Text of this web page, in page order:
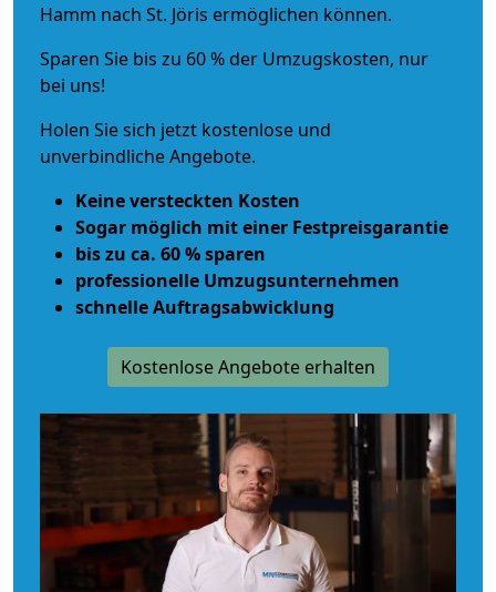
Hamm nach St. Jöris ermöglichen können.
Sparen Sie bis zu 60 % der Umzugskosten, nur
bei uns!
Holen Sie sich jetzt kostenlose und
unverbindliche Angebote.
Keine versteckten Kosten
Sogar möglich mit einer Festpreisgarantie
bis zu ca. 60 % sparen
professionelle Umzugsunternehmen
schnelle Auftragsabwicklung
Kostenlose Angebote erhalten